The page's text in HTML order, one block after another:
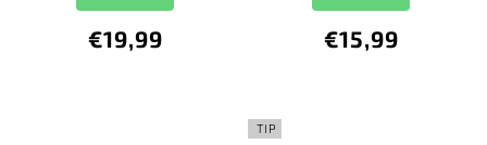
€19,99 €15,99
TIP